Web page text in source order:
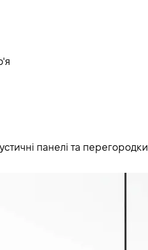
панелі та перегородки